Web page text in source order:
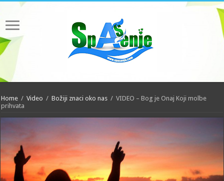
Home / Video / Božiji znaci oko nas / VIDEO – Bog je Onaj Koji molbe
prihvata